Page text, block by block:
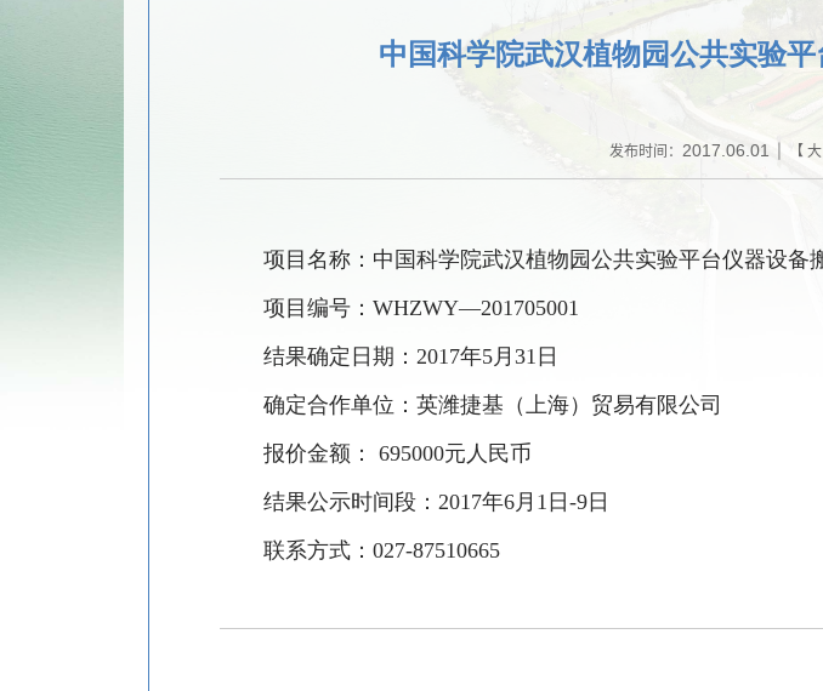
中国科学院武汉植物园公共实验
发布时间： 2017.06.01 | 【 大
项目名称：中国科学院武汉植物园公共实验平台仪器设备
项目编号： WHZWY—201705001
结果确定日期： 2017年5 月 31 日
确定合作单位：英潍捷基（上海）贸易有限公司
报价金额： 695000元人民币
结果公示时间段： 2017年6 月 1 日-9日
联系方式： 027-87510665